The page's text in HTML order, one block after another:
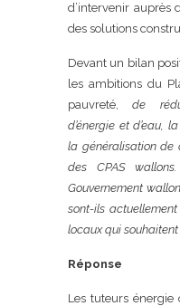
d’intervenir auprès
des solutions
Devant un bilan
les ambitions du
pauvreté,de
d’énergie et d’eau, la
la généralisation de
des CPAS
Gouvernement
sont-ils
locaux qui
Réponse
Les tuteurs